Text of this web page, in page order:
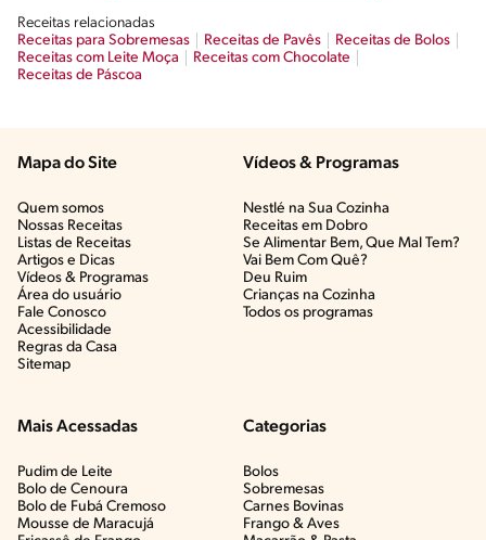
Receitas relacionadas
Receitas para Sobremesas
Receitas de Pavês
Receitas de Bolos
Receitas com Leite Moça
Receitas com Chocolate
Receitas de Páscoa
Mapa do Site
Quem somos
Nossas Receitas
Listas de Receitas​
Artigos e Dicas​
Vídeos & Programas​
Área do usuário
Fale Conosco
Acessibilidade
Regras da Casa
Sitemap
Vídeos & Programas​
Nestlé na Sua Cozinha
Receitas em Dobro
Se Alimentar Bem, Que Mal Tem?​
Vai Bem Com Quê?​
Deu Ruim​
Crianças na Cozinha​
Todos os programas
Mais Acessadas
Pudim de Leite
Bolo de Cenoura
Bolo de Fubá Cremoso
Mousse de Maracujá
Categorias
Bolos
Sobremesas
Carnes Bovinas​
Frango & Aves​